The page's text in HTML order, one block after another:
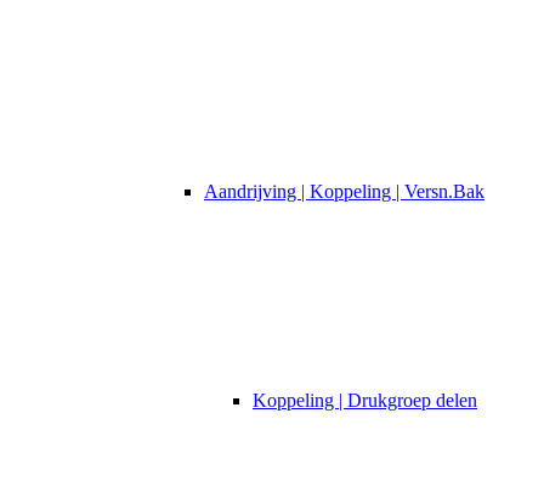
Aandrijving | Koppeling | Versn.Bak
Koppeling | Drukgroep delen